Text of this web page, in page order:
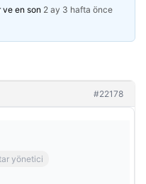
ve en son 2 ay 3 hafta önce
#22178
yönetici